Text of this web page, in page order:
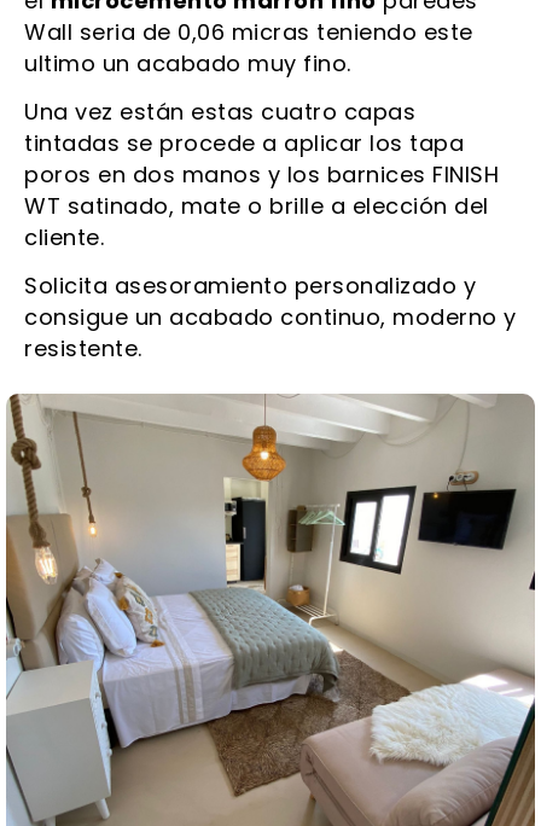
Wall seria de 0,06 micras teniendo este
ultimo un acabado muy fino.
Una vez están estas cuatro capas
tintadas se procede a aplicar los tapa
poros en dos manos y los barnices FINISH
WT satinado, mate o brille a elección del
cliente.
Solicita asesoramiento personalizado y
consigue un acabado continuo, moderno y
resistente.